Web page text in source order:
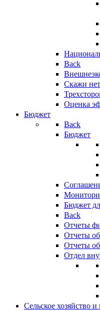
Back
Скажи нет
Оценка
Бюджет
Back
Бюджет
Бюджет
Back
Отчеты
Отчеты
Отчеты
Отдел
Сельское хозяйство и